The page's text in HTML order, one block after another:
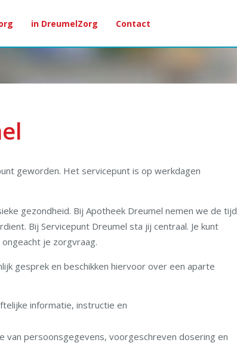
in DreumelZorg Contact
geworden. Het servicepunt is op werkdagen
gezondheid. Bij Apotheek Dreumel nemen we de tijd
Bij Servicepunt Dreumel sta jij centraal. Je kunt
je zorgvraag.
gesprek en beschikken hiervoor over een aparte
informatie, instructie en
van persoonsgegevens, voorgeschreven dosering en